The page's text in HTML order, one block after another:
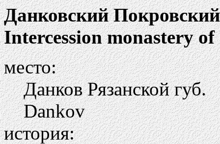
Данковский
Intercession monastery
место:
Данков Рязанской губ.
Dankov
история: